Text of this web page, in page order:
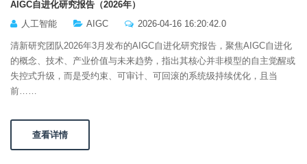
AIGC自进化研究报告（2026年）
人工智能
AIGC 2026-04-16 16:20:42.0
清新研究团队2026年3月发布的AIGC自进化研究报告，聚焦AIGC自进化
的概念、技术、产业价值与未来趋势，指出其核心并非模型的自主觉醒或
失控式升级，而是受约束、可审计、可回滚的系统级持续优化，且当
前……
查看详情